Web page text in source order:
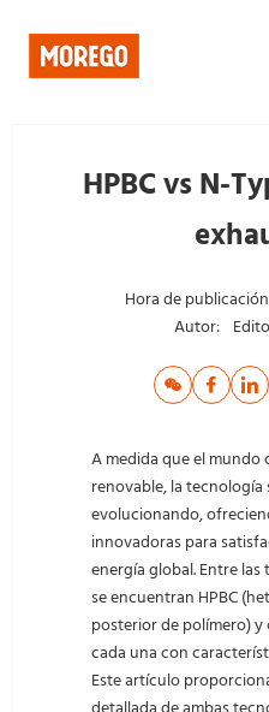
HPBC vs N-
Hora de
Autor:
A medida que el mundo
renovable, la
evolucionando,
innovadoras para
energía global. Entre
se encuentran HPBC
posterior de polímero) y
cada una con
Este artículo